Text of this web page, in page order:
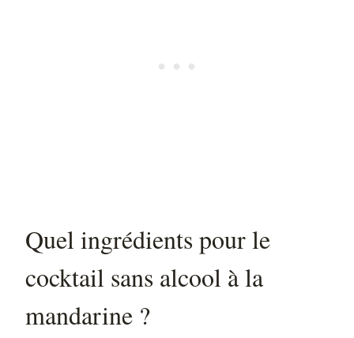
Quel ingrédients pour le
cocktail sans alcool à la
mandarine ?